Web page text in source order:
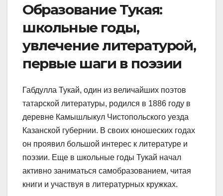
Образование Тукая:
школьные годы,
увлечение литературой,
первые шаги в поэзии
Габдулла Тукай, один из величайших поэтов
татарской литературы, родился в 1886 году в
деревне Камышлыкул Чистопольского уезда
Казанской губернии. В своих юношеских годах
он проявил большой интерес к литературе и
поэзии. Еще в школьные годы Тукай начал
активно заниматься самобразованием, читая
книги и участвуя в литературных кружках.